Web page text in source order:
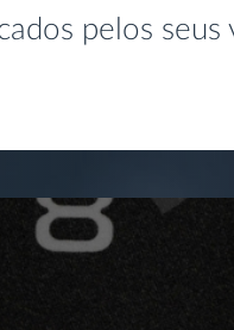
pelos seus